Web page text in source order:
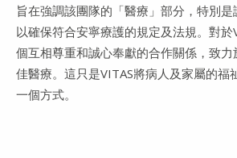
旨在強調該團隊的「醫療」部分，特別
以確保符合安寧療護的規定及法規。對於
個互相尊重和誠心奉獻的合作關係，致
佳醫療。這只是VITAS將病人及家屬的福
一個方式。